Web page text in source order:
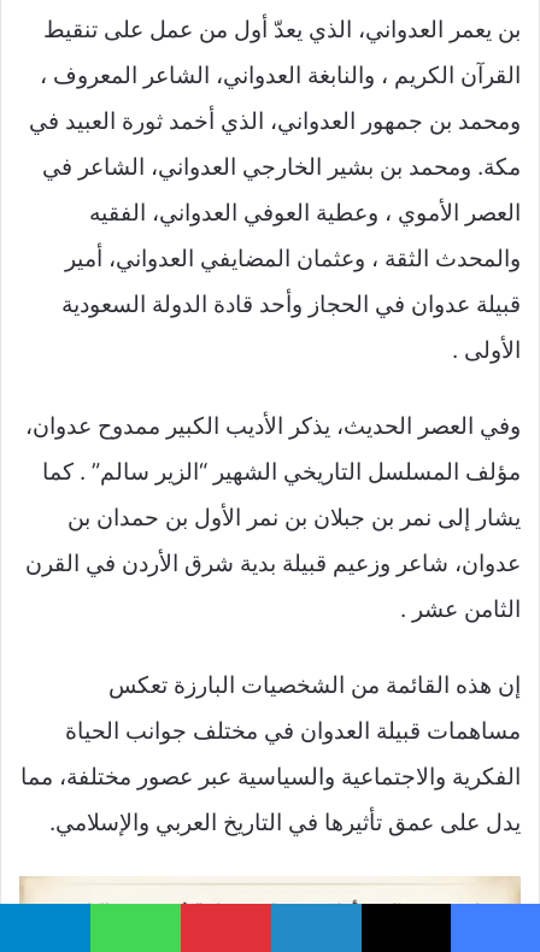
بن يعمر العدواني، الذي يعدّ أول من عمل على تنقيط
القرآن الكريم ، والنابغة العدواني، الشاعر المعروف ،
ومحمد بن جمهور العدواني، الذي أخمد ثورة العبيد في
مكة. ومحمد بن بشير الخارجي العدواني، الشاعر في
العصر الأموي ، وعطية العوفي العدواني، الفقيه
والمحدث الثقة ، وعثمان المضايفي العدواني، أمير
قبيلة عدوان في الحجاز وأحد قادة الدولة السعودية
الأولى .
وفي العصر الحديث، يذكر الأديب الكبير ممدوح عدوان،
مؤلف المسلسل التاريخي الشهير “الزير سالم” . كما
يشار إلى نمر بن جبلان بن نمر الأول بن حمدان بن
عدوان، شاعر وزعيم قبيلة بدية شرق الأردن في القرن
الثامن عشر .
إن هذه القائمة من الشخصيات البارزة تعكس
مساهمات قبيلة العدوان في مختلف جوانب الحياة
الفكرية والاجتماعية والسياسية عبر عصور مختلفة، مما
يدل على عمق تأثيرها في التاريخ العربي والإسلامي.